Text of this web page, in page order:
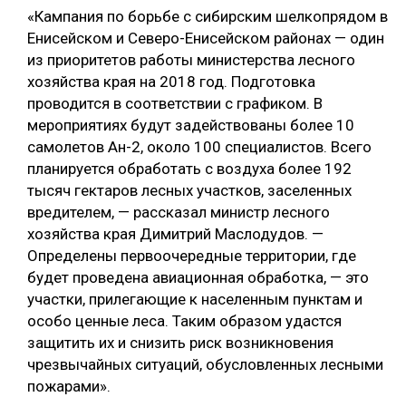
«Кампания по борьбе с сибирским шелкопрядом в
Енисейском и Северо-Енисейском районах — один
из приоритетов работы министерства лесного
хозяйства края на 2018 год. Подготовка
проводится в соответствии с графиком. В
мероприятиях будут задействованы более 10
самолетов Ан-2, около 100 специалистов. Всего
планируется обработать с воздуха более 192
тысяч гектаров лесных участков, заселенных
вредителем, — рассказал министр лесного
хозяйства края Димитрий Маслодудов. —
Определены первоочередные территории, где
будет проведена авиационная обработка, — это
участки, прилегающие к населенным пунктам и
особо ценные леса. Таким образом удастся
защитить их и снизить риск возникновения
чрезвычайных ситуаций, обусловленных лесными
пожарами».